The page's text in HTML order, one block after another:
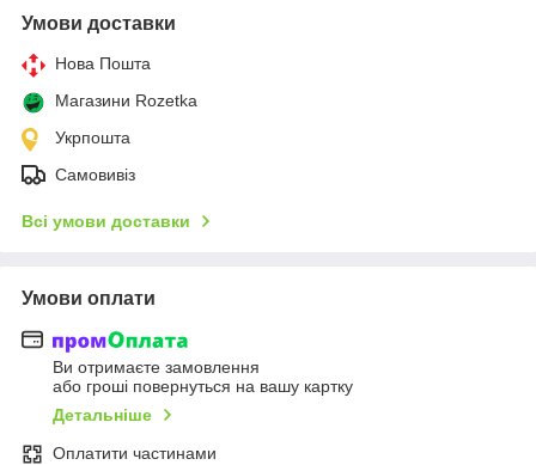
Умови доставки
Нова Пошта
Магазини Rozetka
Укрпошта
Самовивіз
Всі умови доставки
Умови оплати
Ви отримаєте замовлення
або гроші повернуться на вашу картку
Детальніше
Оплатити частинами